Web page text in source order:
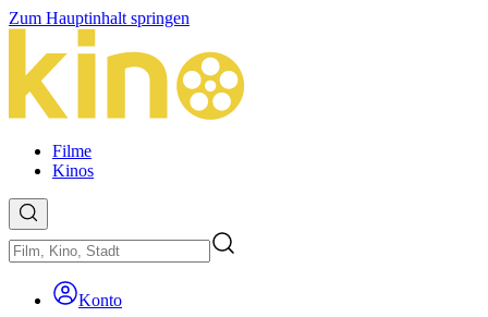
Zum Hauptinhalt springen
Filme
Kinos
Konto